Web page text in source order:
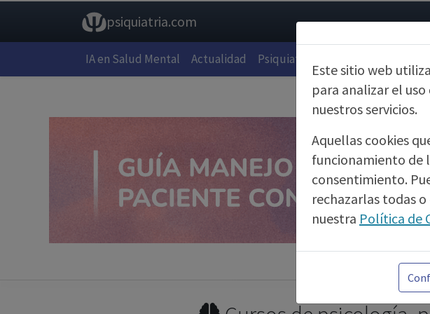
psiquiatria.com
IA en Salud Mental Actualidad Psiquiatría
Este sitio web
para analizar el
nuestros servicios.
Aquellas cookies
funcionamiento de
consentimiento.
rechazarlas todas
nuestra Política de
Toda la
referida a
tanto, dirigida a
facultados para